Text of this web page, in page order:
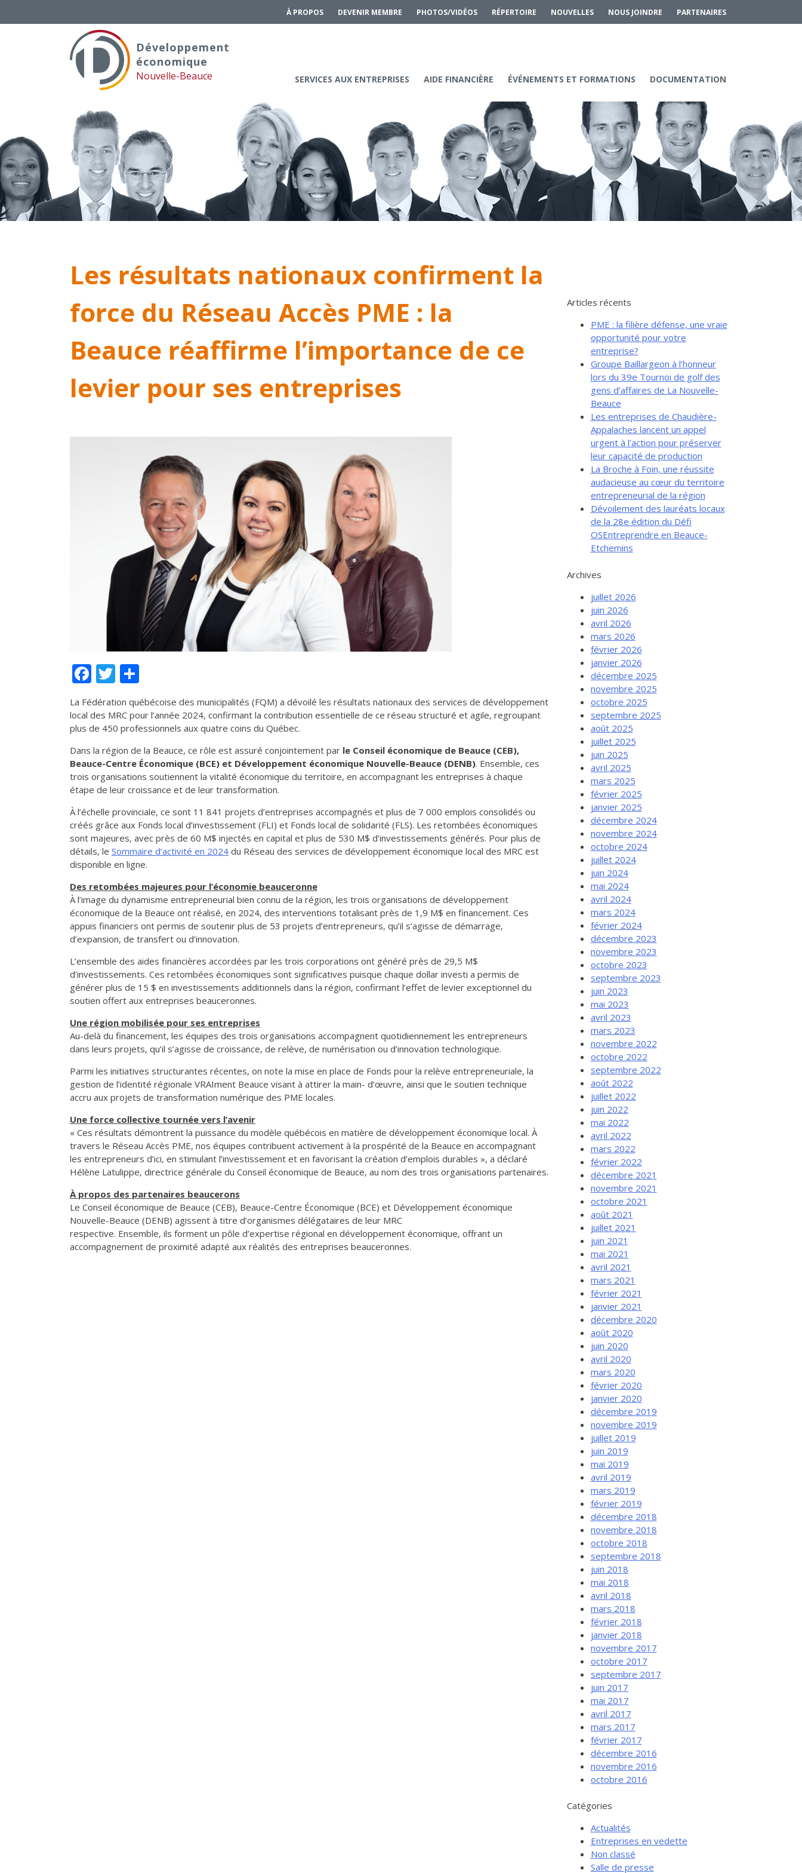
Services aux entreprises
Innovation / Productivité
Investir en Nouvelle-Beauce
Services-conseils – démarrage
À PROPOS DEVENIR MEMBRE PHOTOS/VIDÉOS RÉPERTOIRE NOUVELLES NOUS JOINDRE PARTENAIRES
Développement
économique
Nouvelle-Beauce SERVICES AUX ENTREPRISES AIDE FINANCIÈRE ÉVÉNEMENTS ET FORMATIONS DOCUMENTATION
Les résultats nationaux confirment la
force du Réseau Accès PME : la
Beauce réaffirme l’importance de ce
levier pour ses entreprises
Facebook
Twitter
La Fédération québécoise des municipalités (FQM) a dévoilé les résultats nationaux des services de développement
local des MRC pour l’année 2024, confirmant la contribution essentielle de ce réseau structuré et agile, regroupant
plus de 450 professionnels aux quatre coins du Québec.
Dans la région de la Beauce, ce rôle est assuré conjointement par le Conseil économique de Beauce (CEB),
Beauce-Centre Économique (BCE) et Développement économique Nouvelle-Beauce (DENB). Ensemble, ces
trois organisations soutiennent la vitalité économique du territoire, en accompagnant les entreprises à chaque
étape de leur croissance et de leur transformation.
À l’échelle provinciale, ce sont 11 841 projets d’entreprises accompagnés et plus de 7 000 emplois consolidés ou
créés grâce aux Fonds local d’investissement (FLI) et Fonds local de solidarité (FLS). Les retombées économiques
sont majeures, avec près de 60 M$ injectés en capital et plus de 530 M$ d’investissements générés. Pour plus de
détails, le Sommaire d’activité en 2024 du Réseau des services de développement économique local des MRC est
disponible en ligne.
Des retombées majeures pour l’économie beauceronne
À l’image du dynamisme entrepreneurial bien connu de la région, les trois organisations de développement
économique de la Beauce ont réalisé, en 2024, des interventions totalisant près de 1,9 M$ en financement. Ces
appuis financiers ont permis de soutenir plus de 53 projets d’entrepreneurs, qu’il s’agisse de démarrage,
d’expansion, de transfert ou d’innovation.
L’ensemble des aides financières accordées par les trois corporations ont généré près de 29,5 M$
d’investissements. Ces retombées économiques sont significatives puisque chaque dollar investi a permis de
générer plus de 15 $ en investissements additionnels dans la région, confirmant l’effet de levier exceptionnel du
soutien offert aux entreprises beauceronnes.
Une région mobilisée pour ses entreprises
Au-delà du financement, les équipes des trois organisations accompagnent quotidiennement les entrepreneurs
dans leurs projets, qu’il s’agisse de croissance, de relève, de numérisation ou d’innovation technologique.
Parmi les initiatives structurantes récentes, on note la mise en place de Fonds pour la relève entrepreneuriale, la
gestion de l’identité régionale VRAIment Beauce visant à attirer la main- d’œuvre, ainsi que le soutien technique
accru aux projets de transformation numérique des PME locales.
Une force collective tournée vers l’avenir
« Ces résultats démontrent la puissance du modèle québécois en matière de développement économique local. À
travers le Réseau Accès PME, nos équipes contribuent activement à la prospérité de la Beauce en accompagnant
les entrepreneurs d’ici, en stimulant l’investissement et en favorisant la création d’emplois durables », a déclaré
Hélène Latulippe, directrice générale du Conseil économique de Beauce, au nom des trois organisations partenaires.
À propos des partenaires beaucerons
Le Conseil économique de Beauce (CEB), Beauce-Centre Économique (BCE) et Développement économique
Nouvelle-Beauce (DENB) agissent à titre d’organismes délégataires de leur MRC
respective. Ensemble, ils forment un pôle d’expertise régional en développement économique, offrant un
accompagnement de proximité adapté aux réalités des entreprises beauceronnes.
Articles récents
PME : la filière défense, une vraie
opportunité pour votre
entreprise?
Groupe Baillargeon à l’honneur
lors du 39e Tournoi de golf des
gens d’affaires de La Nouvelle-
Beauce
Les entreprises de Chaudière-
Appalaches lancent un appel
urgent à l’action pour préserver
leur capacité de production
La Broche à Foin, une réussite
audacieuse au cœur du territoire
entrepreneurial de la région
Dévoilement des lauréats locaux
de la 28e édition du Défi
OSEntreprendre en Beauce-
Etchemins
Archives
juillet 2026
juin 2026
avril 2026
mars 2026
février 2026
janvier 2026
décembre 2025
novembre 2025
octobre 2025
septembre 2025
août 2025
juillet 2025
juin 2025
avril 2025
mars 2025
février 2025
janvier 2025
décembre 2024
novembre 2024
octobre 2024
juillet 2024
juin 2024
mai 2024
avril 2024
mars 2024
février 2024
décembre 2023
novembre 2023
octobre 2023
septembre 2023
juin 2023
mai 2023
avril 2023
mars 2023
novembre 2022
octobre 2022
septembre 2022
août 2022
juillet 2022
juin 2022
mai 2022
avril 2022
mars 2022
février 2022
décembre 2021
novembre 2021
octobre 2021
août 2021
juillet 2021
juin 2021
mai 2021
avril 2021
mars 2021
février 2021
janvier 2021
décembre 2020
août 2020
juin 2020
avril 2020
mars 2020
février 2020
janvier 2020
décembre 2019
novembre 2019
juillet 2019
juin 2019
mai 2019
avril 2019
mars 2019
février 2019
décembre 2018
novembre 2018
octobre 2018
septembre 2018
juin 2018
mai 2018
avril 2018
mars 2018
février 2018
janvier 2018
novembre 2017
octobre 2017
septembre 2017
juin 2017
mai 2017
avril 2017
mars 2017
février 2017
décembre 2016
novembre 2016
octobre 2016
Catégories
Actualités
Entreprises en vedette
Non classé
Salle de presse